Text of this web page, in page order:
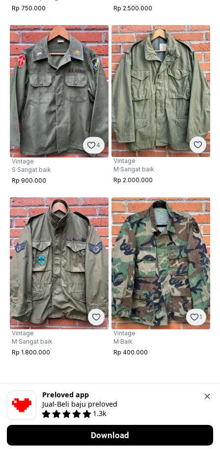
Rp 750.000
Rp 2.500.000
4
Vintage
S·Sangat baik
Rp 900.000
Vintage
M·Sangat baik
Rp 2.000.000
Vintage
M·Sangat baik
Rp 1.800.000
1
Vintage
M·Baik
Rp 400.000
Preloved app
Jual-Beli baju preloved
1.3k
Download